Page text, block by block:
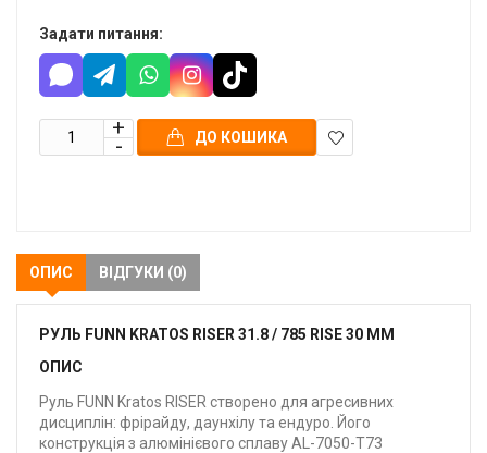
Задати питання:
ДО КОШИКА
ОПИС ВІДГУКИ (0)
РУЛЬ FUNN KRATOS RISER 31.8 / 785 RISE 30 ММ
ОПИС
Руль FUNN Kratos RISER створено для агресивних
дисциплін: фрірайду, даунхілу та ендуро. Його
конструкція з алюмінієвого сплаву AL-7050-T73